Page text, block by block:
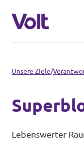
Volt Hessen
Programm
Unsere Ziele/
Lebenswerter